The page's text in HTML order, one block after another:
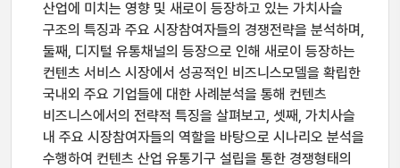
산업에 미치는 영향 및 새로이 등장하고 있는 가치사슬
구조의 특징과 주요 시장참여자들의 경쟁전략을 분석하며,
둘째, 디지털 유통채널의 등장으로 인해 새로이 등장하는
컨텐츠 서비스 시장에서 성공적인 비즈니스모델을 확립한
국내외 주요 기업들에 대한 사례분석을 통해 컨텐츠
비즈니스에서의 전략적 특징을 살펴보고, 셋째, 가치사슬
내 주요 시장참여자들의 역할을 바탕으로 시나리오 분석을
수행하여 컨텐츠 산업 유통기구 설립을 통한 경쟁형태의